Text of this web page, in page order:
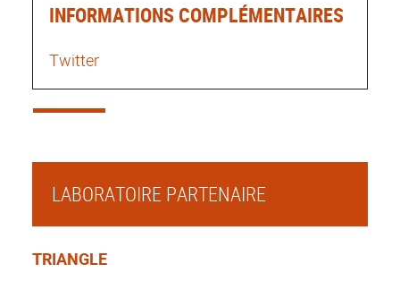
INFORMATIONS COMPLÉMENTAIRES
Twitter
LABORATOIRE PARTENAIRE
TRIANGLE